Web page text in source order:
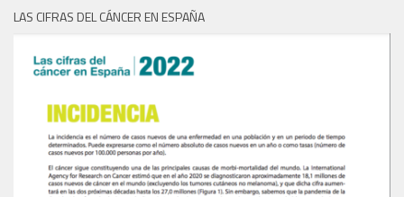
LAS CIFRAS DEL CÁNCER EN ESPAÑA